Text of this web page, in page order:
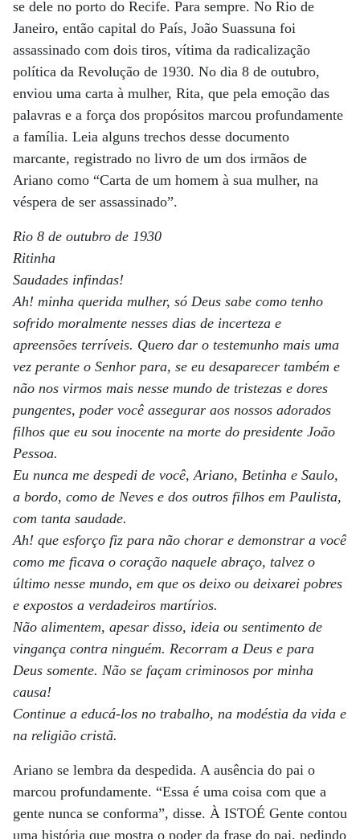
se dele no porto do Recife. Para sempre. No Rio de
Janeiro, então capital do País, João Suassuna foi
assassinado com dois tiros, vítima da radicalização
política da Revolução de 1930. No dia 8 de outubro,
enviou uma carta à mulher, Rita, que pela emoção das
palavras e a força dos propósitos marcou profundamente
a família. Leia alguns trechos desse documento
marcante, registrado no livro de um dos irmãos de
Ariano como “Carta de um homem à sua mulher, na
véspera de ser assassinado”.
Rio 8 de outubro de 1930
Ritinha
Saudades infindas!
Ah! minha querida mulher, só Deus sabe como tenho
sofrido moralmente nesses dias de incerteza e
apreensões terríveis. Quero dar o testemunho mais uma
vez perante o Senhor para, se eu desaparecer também e
não nos virmos mais nesse mundo de tristezas e dores
pungentes, poder você assegurar aos nossos adorados
filhos que eu sou inocente na morte do presidente João
Pessoa.
Eu nunca me despedi de você, Ariano, Betinha e Saulo,
a bordo, como de Neves e dos outros filhos em Paulista,
com tanta saudade.
Ah! que esforço fiz para não chorar e demonstrar a você
como me ficava o coração naquele abraço, talvez o
último nesse mundo, em que os deixo ou deixarei pobres
e expostos a verdadeiros martírios.
Não alimentem, apesar disso, ideia ou sentimento de
vingança contra ninguém. Recorram a Deus e para
Deus somente. Não se façam criminosos por minha
causa!
Continue a educá-los no trabalho, na modéstia da vida e
na religião cristã.
Ariano se lembra da despedida. A ausência do pai o
marcou profundamente. “Essa é uma coisa com que a
gente nunca se conforma”, disse. À ISTOÉ Gente contou
uma história que mostra o poder da frase do pai, pedindo